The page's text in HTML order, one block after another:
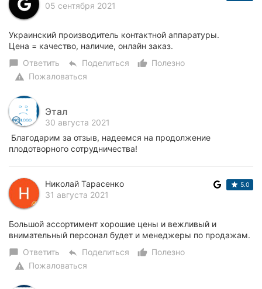
Николаев
Херсон
Полтава
Черкассы
Черновцы
Сумы
Ивано-
Франковск
Луцк
Ужгород
05 сентября 2021
Украинский производитель контактной аппаратуры.
Цена = качество, наличие, онлайн заказ.
chat_bubble Ответить reply Поделиться thumb_up_alt
Полезно
warning Пожаловаться
Этал
30 августа 2021
Благодарим за отзыв, надеемся на продолжение
плодотворного сотрудничества!
Николай Тарасенко
31 августа 2021
5.0
Большой ассортимент хорошие цены и вежливый и
внимательный персонал будет и менеджеры по продажам.
chat_bubble Ответить reply Поделиться thumb_up_alt
Полезно
warning Пожаловаться